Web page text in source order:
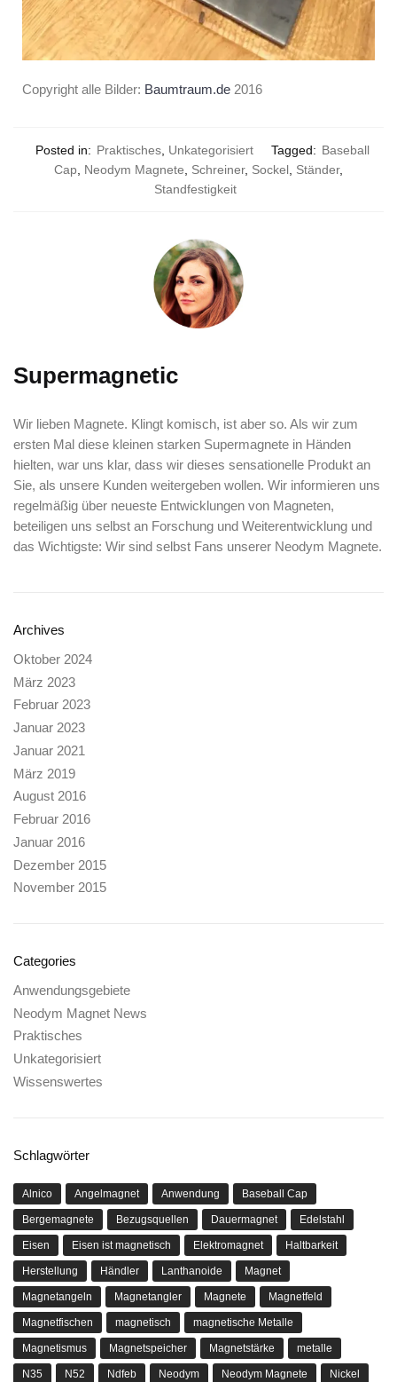
Copyright alle Bilder: Baumtraum.de 2016
Posted in: Praktisches, Unkategorisiert Tagged: Baseball
Cap Neodym Magnete Schreiner, Sockel Ständer,
Standfestigkeit
Supermagnetic
Wir lieben Magnete. Klingt komisch, ist aber so. Als wir zum
ersten Mal diese kleinen starken Supermagnete in Händen
hielten, war uns klar, dass wir dieses sensationelle Produkt an
Sie, als unsere Kunden weitergeben wollen. Wir informieren uns
regelmäßig über neueste Entwicklungen von Magneten,
beteiligen uns selbst an Forschung und Weiterentwicklung und
das Wichtigste: Wir sind selbst Fans unserer Neodym Magnete.
Archives
Oktober 2024
März 2023
Februar 2023
Januar 2023
Januar 2021
März 2019
August 2016
Februar 2016
Januar 2016
Dezember 2015
November 2015
Categories
Anwendungsgebiete
Neodym Magnet News
Praktisches
Unkategorisiert
Wissenswertes
Schlagwörter
Alnico Angelmagnet Anwendung Baseball Cap
Bergemagnete Bezugsquellen Dauermagnet Edelstahl
Eisen Eisen ist magnetisch Elektromagnet Haltbarkeit
Herstellung Händler Lanthanoide Magnet
Magnetangeln Magnetangler Magnete Magnetfeld
Magnetfischen magnetisch magnetische Metalle
Magnetismus Magnetspeicher Magnetstärke metalle
N35 N52 Ndfeb Neodym Neodym Magnete Nickel